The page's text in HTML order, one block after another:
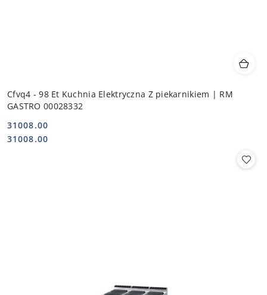
Cfvq4 - 98 Et Kuchnia Elektryczna Z piekarnikiem | RM
GASTRO 00028332
Cena:
31008.00
Cena:
31008.00